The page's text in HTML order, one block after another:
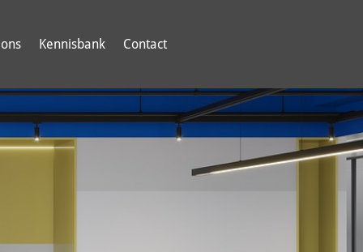
Kennisbank Contact